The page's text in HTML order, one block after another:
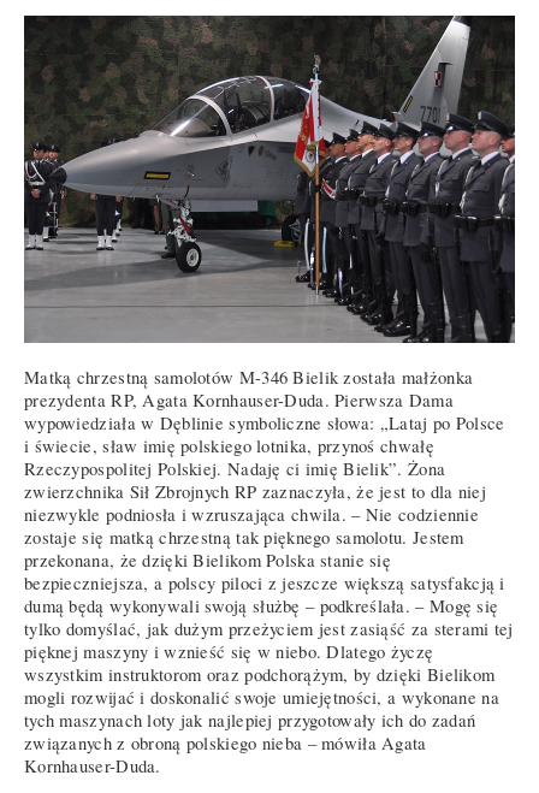
Matką chrzestną samolotów M-346 Bielik została małżonka
prezydenta RP, Agata Kornhauser-Duda. Pierwsza Dama
wypowiedziała w Dęblinie symboliczne słowa: „Lataj po Polsce
i świecie, sław imię polskiego lotnika, przynoś chwałę
Rzeczypospolitej Polskiej. Nadaję ci imię Bielik”. Żona
zwierzchnika Sił Zbrojnych RP zaznaczyła, że jest to dla niej
niezwykle podniosła i wzruszająca chwila. – Nie codziennie
zostaje się matką chrzestną tak pięknego samolotu. Jestem
przekonana, że dzięki Bielikom Polska stanie się
bezpieczniejsza, a polscy piloci z jeszcze większą satysfakcją i
dumą będą wykonywali swoją służbę – podkreślała. – Mogę się
tylko domyślać, jak dużym przeżyciem jest zasiąść za sterami tej
pięknej maszyny i wznieść się w niebo. Dlatego życzę
wszystkim instruktorom oraz podchorążym, by dzięki Bielikom
mogli rozwijać i doskonalić swoje umiejętności, a wykonane na
tych maszynach loty jak najlepiej przygotowały ich do zadań
związanych z obroną polskiego nieba – mówiła Agata
Kornhauser-Duda.